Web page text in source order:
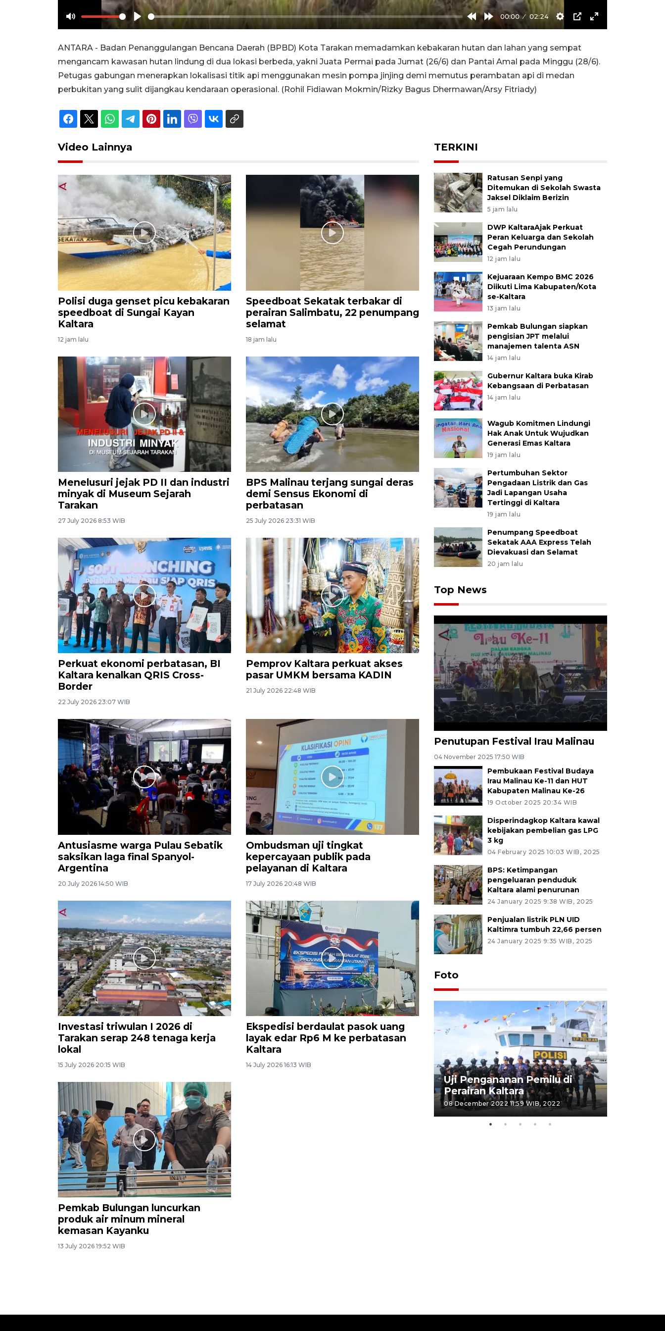
Mute Play
RewindForward
00:00 02:24
Settings
PIP Enter
ANTARA - Badan Penanggulangan Bencana Daerah (BPBD) Kota Tarakan memadamkan kebakaran hutan dan lahan yang sempat
mengancam kawasan hutan lindung di dua lokasi berbeda, yakni Juata Permai pada Jumat (26/6) dan Pantai Amal pada Minggu (28/6).
Petugas gabungan menerapkan lokalisasi titik api menggunakan mesin pompa jinjing demi memutus perambatan api di medan
perbukitan yang sulit dijangkau kendaraan operasional. (Rohil Fidiawan Mokmin/Rizky Bagus Dhermawan/Arsy Fitriady)
Video Lainnya
Polisi duga genset picu kebakaran
speedboat di Sungai Kayan
Kaltara
12 jam lalu
Speedboat Sekatak terbakar di
perairan Salimbatu, 22 penumpang
selamat
18 jam lalu
Menelusuri jejak PD II dan industri
minyak di Museum Sejarah
Tarakan
27 July 2026 8:53 WIB
BPS Malinau terjang sungai deras
demi Sensus Ekonomi di
perbatasan
25 July 2026 23:31 WIB
Perkuat ekonomi perbatasan, BI
Kaltara kenalkan QRIS Cross-
Border
22 July 2026 23:07 WIB
Pemprov Kaltara perkuat akses
pasar UMKM bersama KADIN
21 July 2026 22:48 WIB
Antusiasme warga Pulau Sebatik
saksikan laga final Spanyol-
Argentina
20 July 2026 14:50 WIB
Ombudsman uji tingkat
kepercayaan publik pada
pelayanan di Kaltara
17 July 2026 20:48 WIB
Investasi triwulan I 2026 di
Tarakan serap 248 tenaga kerja
lokal
15 July 2026 20:15 WIB
Ekspedisi berdaulat pasok uang
layak edar Rp6 M ke perbatasan
Kaltara
14 July 2026 16:13 WIB
Pemkab Bulungan luncurkan
produk air minum mineral
kemasan Kayanku
13 July 2026 19:52 WIB
TERKINI
Ratusan Senpi yang
Ditemukan di Sekolah Swasta
Jaksel Diklaim Berizin
5 jam lalu
DWP KaltaraAjak Perkuat
Peran Keluarga dan Sekolah
Cegah Perundungan
12 jam lalu
Kejuaraan Kempo BMC 2026
Diikuti Lima Kabupaten/Kota
se-Kaltara
13 jam lalu
Pemkab Bulungan siapkan
pengisian JPT melalui
manajemen talenta ASN
14 jam lalu
Gubernur Kaltara buka Kirab
Kebangsaan di Perbatasan
14 jam lalu
Wagub Komitmen Lindungi
Hak Anak Untuk Wujudkan
Generasi Emas Kaltara
19 jam lalu
Pertumbuhan Sektor
Pengadaan Listrik dan Gas
Jadi Lapangan Usaha
Tertinggi di Kaltara
19 jam lalu
Penumpang Speedboat
Sekatak AAA Express Telah
Dievakuasi dan Selamat
20 jam lalu
Top News
Penutupan Festival Irau Malinau
04 November 2025 17:50 WIB
Pembukaan Festival Budaya
Irau Malinau Ke-11 dan HUT
Kabupaten Malinau Ke-26
19 October 2025 20:34 WIB
Disperindagkop Kaltara kawal
kebijakan pembelian gas LPG
3 kg
04 February 2025 10:03 WIB, 2025
BPS: Ketimpangan
pengeluaran penduduk
Kaltara alami penurunan
24 January 2025 9:38 WIB, 2025
Penjualan listrik PLN UID
Kaltimra tumbuh 22,66 persen
24 January 2025 9:35 WIB, 2025
Foto
32 balpres pakaian bekas
Uji Pengananan Pemilu di
Perairan Kaltara
08 December 2022 11:59 WIB, 2022